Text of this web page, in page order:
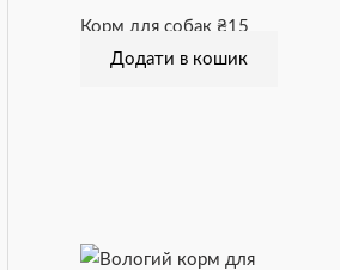
Корм для собак ₴15
Додати в кошик